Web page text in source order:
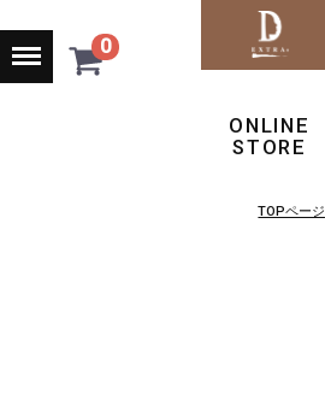
ONLINE
STORE
TOPページ
0
Menu